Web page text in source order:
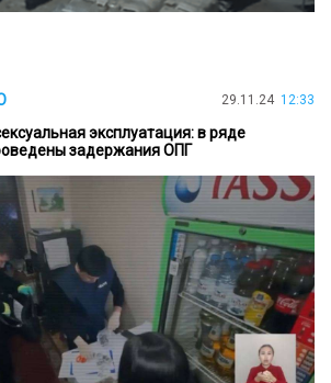
29.11.24 12:33
эксплуатация: в ряде
задержания ОПГ